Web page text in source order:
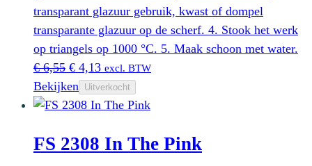
transparant glazuur gebruik, kwast of dompel
transparante glazuur op de scherf. 4. Stook het werk
op triangels op 1000 °C. 5. Maak schoon met water.
€6,55 Oorspronkelijke
prijs
was:
€ 4,13Huidige
prijs
is:
excl. BTW
Bekijken Uitverkocht
FS 2308 In The Pink